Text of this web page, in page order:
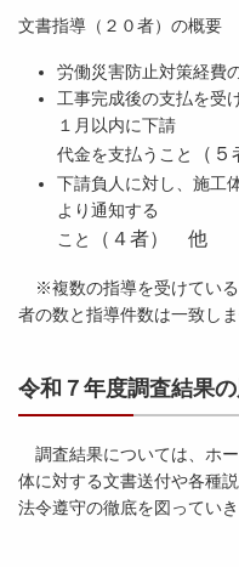
文書指導（２０者）の概要
労働災害防止対策経費
工事完成後の支払を受
１月以内に下請
代金を支払うこと
（５
下請負人に対し、施工
より通知する
こと
（４者） 他
※複数の指導を受けている
者の数と指導件数は一致しま
令和７年度調査結果
調査結果については、ホ
体に対する文書送付や各種
法令遵守の徹底を図っていき